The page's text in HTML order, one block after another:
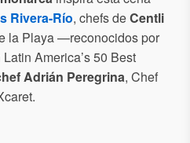
Rivera-Río, chefs deCentli
la Playa —reconocidos por
America’s 50 Best
Adrián Peregrina, Chef